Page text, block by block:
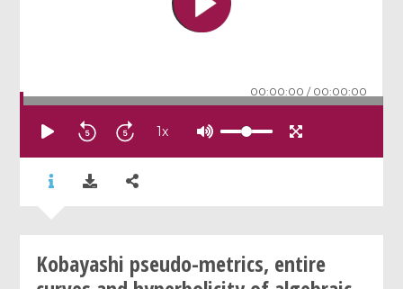
00:00:00 / 00:00:00
1x
Kobayashi pseudo-metrics, entire